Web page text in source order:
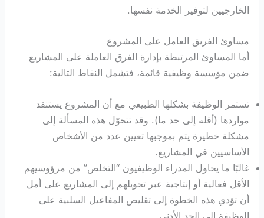
الخارجيين لتوفير الخدمة نفسها.
مساوئ الفريق العامل على المشروع
أما المساوئ المرتبطة بإدارة الفرق العاملة على المشاريع
ضمن مؤسسة وظيفية قائمة، فتشمل النقاط التالية:
تستمر الوظيفة بشكلها الطبيعي مع أن المشروع يستنفد
مواردها (أقله إلى حد ما). وقد تتحوّل هذه المسألة إلى
مشكلة خطيرة يتم بموجبها تعيين عدد من الأشخاص
الأساسيين في المشاريع.
غالبًا ما يحاول المدراء الوظيفيون “التخلص” من مرؤوسيهم
الأقل فعالية أو إنتاجية عبر تحويلهم إلى المشاريع على أمل
أن تؤدي هذه الخطوة إلى تقليص المفاعيل السلبية على
الوظيفة إلى الحد الأدنى.